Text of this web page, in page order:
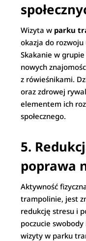
Wizyta w parku
okazja do rozwoju
Skakanie w
nowych
z rówieśnikami.
oraz zdrowej
elementem ich
społecznego.
5.
poprawa
Aktywność
trampolinie, jest
redukcję stresu i
poczucie
wizyty w parku